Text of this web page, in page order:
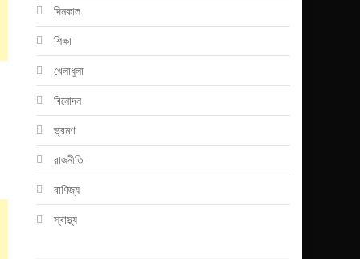
দিনকাল
শিক্ষা
খেলাধুলা
বিনোদন
ভ্রমণ
রাজনীতি
বাণিজ্য
স্বাস্থ্য